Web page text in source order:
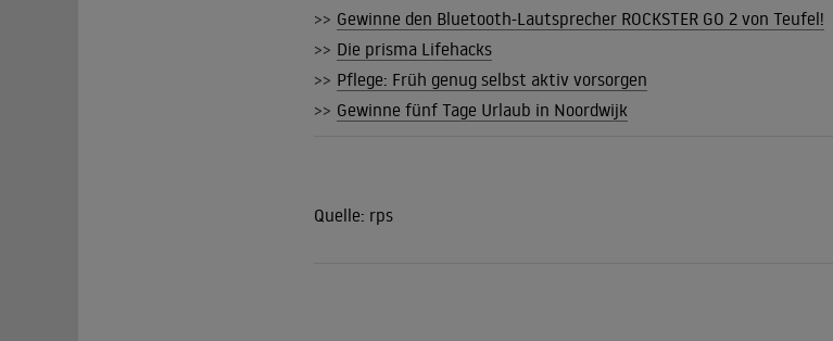
>> Gewinne den Bluetooth-Lautsprecher ROCKSTER GO 2 von Teufel!
>> Die prisma Lifehacks
>> Pflege: Früh genug selbst aktiv vorsorgen
>> Gewinne fünf Tage Urlaub in Noordwijk
Quelle: rps